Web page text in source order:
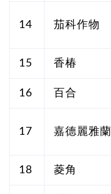
14 茄科作物
15 香椿
16 百合
17 嘉德麗雅蘭
18 菱角